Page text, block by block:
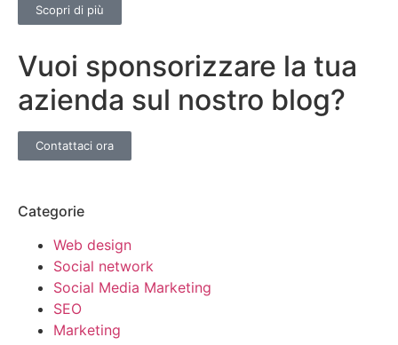
Scopri di più
Vuoi sponsorizzare la tua
azienda sul nostro blog?
Contattaci ora
Categorie
Web design
Social network
Social Media Marketing
SEO
Marketing